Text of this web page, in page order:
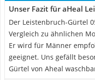
Unser Fazit für aHeal
Der Leistenbruch-Gürtel
Vergleich zu ähnlichen
Er wird für Männer
geeignet. Uns gefällt
Gürtel von Aheal